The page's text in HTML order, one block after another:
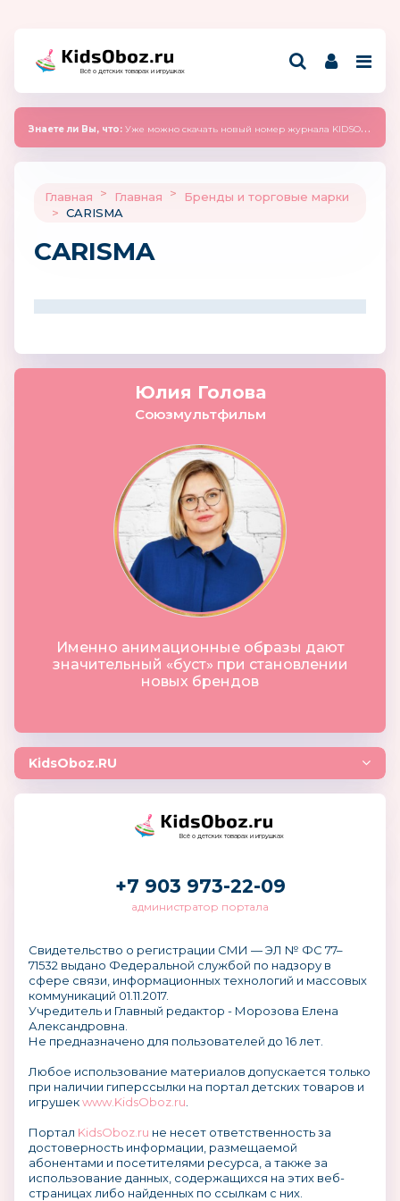
Всё о детских товарах и игрушках
Знаете ли Вы, что: Уже можно скачать новый номер журнала KIDSOBOZ 2025 (сентябрь)
Главная > Главная >
Бренды и торговые марки
> CARISMA
CARISMA
Юлия Голова
Союзмультфильм
Именно анимационные образы дают
значительный «буст» при становлении
новых брендов
KidsOboz.RU
Всё о детских товарах и игрушках
+7 903 973-22-09
администратор портала
Свидетельство о регистрации СМИ — ЭЛ № ФС 77–
71532 выдано Федеральной службой по надзору в
сфере связи, информационных технологий и массовых
коммуникаций 01.11.2017.
Учредитель и Главный редактор - Морозова Елена
Александровна.
Не предназначено для пользователей до 16 лет.
Любое использование материалов допускается только
при наличии гиперссылки на портал детских товаров и
игрушекwww.KidsOboz.ru
Портал KidsOboz.ru не несет ответственность за
достоверность информации, размещаемой
абонентами и посетителями ресурса, а также за
использование данных, содержащихся на этих веб-
страницах либо найденных по ссылкам с них.